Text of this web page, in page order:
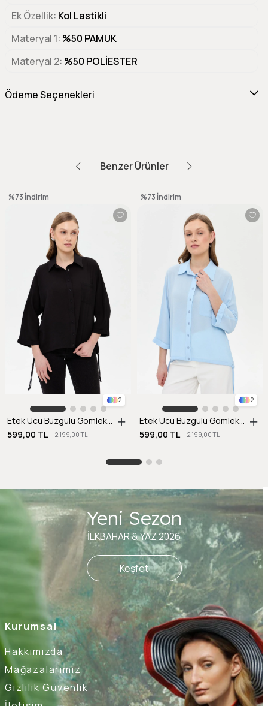
Ek Özellik Kol Lastikli
Materyal 1 %50 PAMUK
Materyal 2 %50 POLİESTER
Ödeme Seçenekleri
Benzer Ürünler
2
Etek Ucu Büzgülü Gömlek-SİYAH
599,00 TL
2.199,00 TL
%73 İndirim
2
Etek Ucu Büzgülü Gömlek-A.MAVI
599,00 TL
2.199,00 TL
%73 İndirim
Kurumsal
Hakkımızda
Mağazalarımız
Gizlilik Güvenlik
Yeni Sezon
İLKBAHAR & YAZ 2026
Keşfet